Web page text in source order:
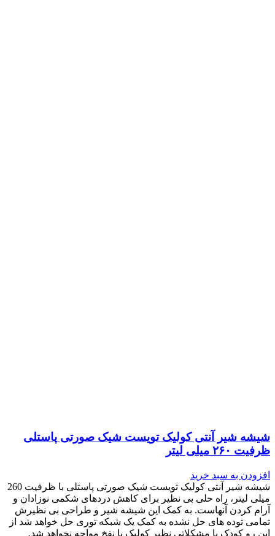
شیشه شیر آنتی کولیک تویست شیک صورتی پاستلی
ظرفیت ۲۶۰ میلی لیتر
افزودن به سبد خرید
شیشه شیر آنتی کولیک تویست شیک صورتی پاستلی با ظرفیت 260
میلی لیتر، راه حلی بی نظیر برای کاهش دردهای شکمی نوزادان و
آرام کردن آنهاست. به کمک این شیشه شیر و طراحی بی نظیرش
تمامی توده های حل نشده به کمک یک شبکه توری حل خواهد شد از
این رو کودک با مشکلاتی نظیر کولیک یا نفخ مواجه نخواهد شد.